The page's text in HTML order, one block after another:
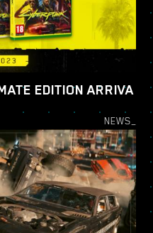
EDITION ARRIVA
NEWS_